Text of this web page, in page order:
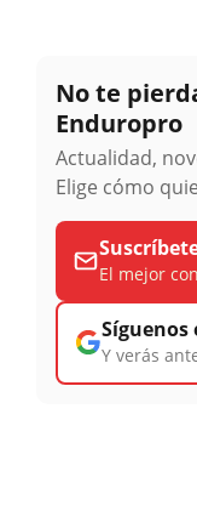
No te
Enduropro
Actualidad,
Elige cómo
El mejor
Síguenos
Y verás